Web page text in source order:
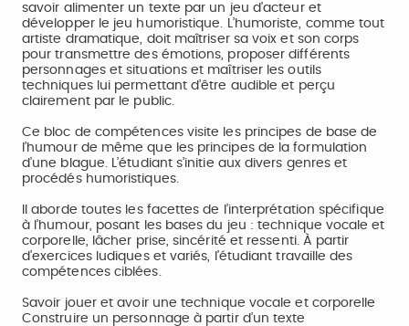
savoir alimenter un texte par un jeu d’acteur et
développer le jeu humoristique. L’humoriste, comme tout
artiste dramatique, doit maîtriser sa voix et son corps
pour transmettre des émotions, proposer différents
personnages et situations et maîtriser les outils
techniques lui permettant d’être audible et perçu
clairement par le public.
Ce bloc de compétences visite les principes de base de
l’humour de même que les principes de la formulation
d’une blague. L’étudiant s’initie aux divers genres et
procédés humoristiques.
Il aborde toutes les facettes de l’interprétation spécifique
à l’humour, posant les bases du jeu : technique vocale et
corporelle, lâcher prise, sincérité et ressenti. À partir
d’exercices ludiques et variés, l’étudiant travaille des
compétences ciblées.
Savoir jouer et avoir une technique vocale et corporelle
Construire un personnage à partir d’un texte